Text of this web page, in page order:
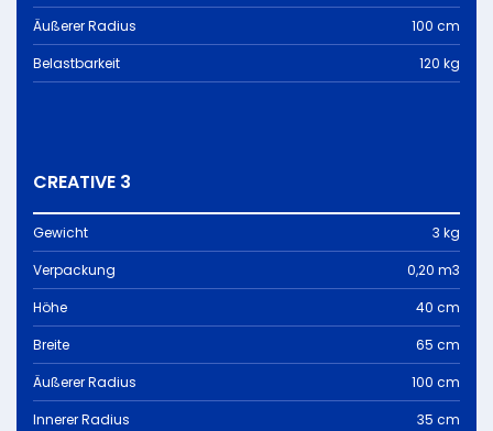
Äußerer Radius
100 cm
Belastbarkeit
120 kg
CREATIVE 3
Gewicht
3 kg
Verpackung
0,20 m3
Höhe
40 cm
Breite
65 cm
Äußerer Radius
100 cm
Innerer Radius
35 cm